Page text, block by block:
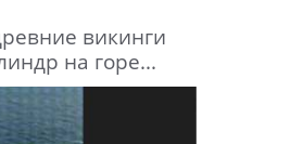
викинги
на горе...